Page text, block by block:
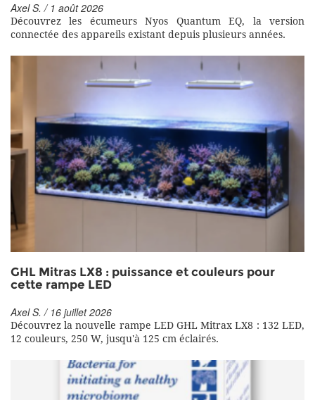
Axel S. / 1 août 2026
Découvrez les écumeurs Nyos Quantum EQ, la version
connectée des appareils existant depuis plusieurs années.
GHL Mitras LX8 : puissance et couleurs pour
cette rampe LED
Axel S. / 16 juillet 2026
Découvrez la nouvelle rampe LED GHL Mitrax LX8 : 132 LED,
12 couleurs, 250 W, jusqu'à 125 cm éclairés.